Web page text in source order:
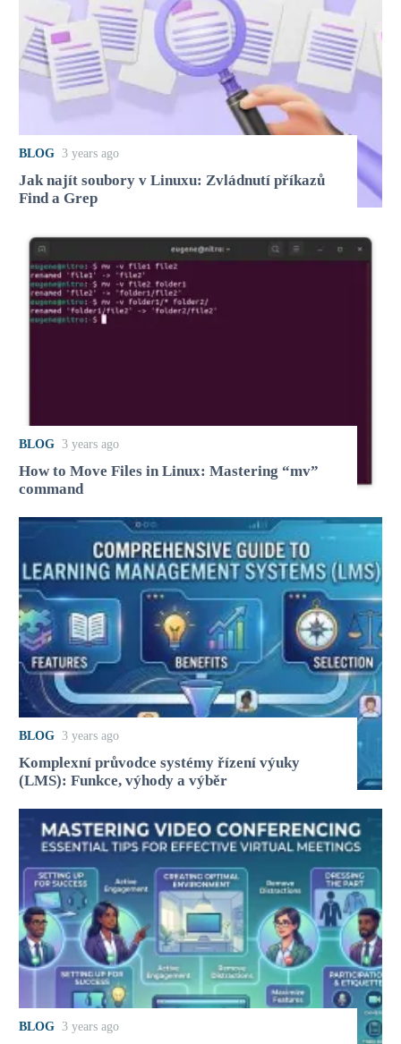
BLOG 3 years ago
Jak najít soubory v Linuxu: Zvládnutí příkazů
Find a Grep
BLOG 3 years ago
How to Move Files in Linux: Mastering “mv”
command
BLOG 3 years ago
Komplexní průvodce systémy řízení výuky
(LMS): Funkce, výhody a výběr
BLOG 3 years ago